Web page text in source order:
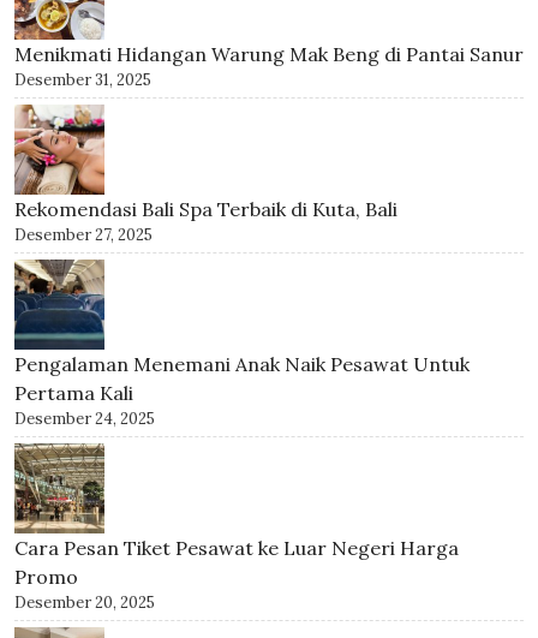
Menikmati Hidangan Warung Mak Beng di Pantai Sanur
Desember 31, 2025
Rekomendasi Bali Spa Terbaik di Kuta, Bali
Desember 27, 2025
Pengalaman Menemani Anak Naik Pesawat Untuk
Pertama Kali
Desember 24, 2025
Cara Pesan Tiket Pesawat ke Luar Negeri Harga
Promo
Desember 20, 2025